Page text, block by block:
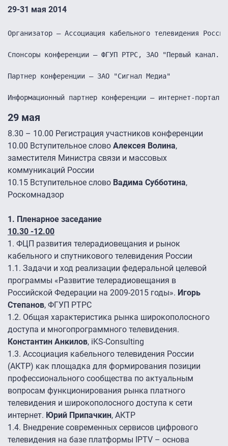
29-31 мая 2014
Организатор – Ассоциация кабельного телевидения
Спонсоры конференции – ФГУП РТРС, ЗАО "Первый канал.
Партнер конференции – ЗАО "Сигнал Медиа"
Информационный партнер конференции – интернет-портал
29 мая
8.30 – 10.00 Регистрация участников конференции
10.00 Вступительное слово Алексея Волина,
заместителя Министра связи и массовых
коммуникаций России
10.15 Вступительное слово Вадима Субботина,
Роскомнадзор
1. Пленарное заседание
10.30 -12.00
1. ФЦП развития телерадиовещания и рынок
кабельного и спутникового телевидения России
1.1. Задачи и ход реализации федеральной целевой
программы «Развитие телерадиовещания в
Российской Федерации на 2009-2015 годы». Игорь
Степанов, ФГУП РТРС
1.2. Общая характеристика рынка широкополосного
доступа и многопрограммного телевидения.
Константин Анкилов, iKS-Consulting
1.3. Ассоциация кабельного телевидения России
(АКТР) как площадка для формирования позиции
профессионального сообщества по актуальным
вопросам функционирования рынка платного
телевидения и широкополосного доступа к сети
интернет. Юрий Припачкин, АКТР
1.4. Внедрение современных сервисов цифрового
телевидения на базе платформы IPTV – основа